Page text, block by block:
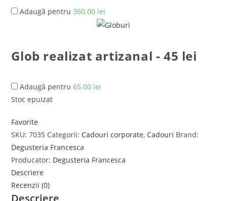
Adaugă pentru360.00 lei
Glob realizat artizanal - 45 lei
Adaugă pentru65.00 lei
Stoc epuizat
Favorite
SKU:7035 Categorii: Cadouri corporate, Cadouri Brand:
Degusteria Francesca
Producator: Degusteria Francesca
Descriere
Recenzii (0)
Descriere